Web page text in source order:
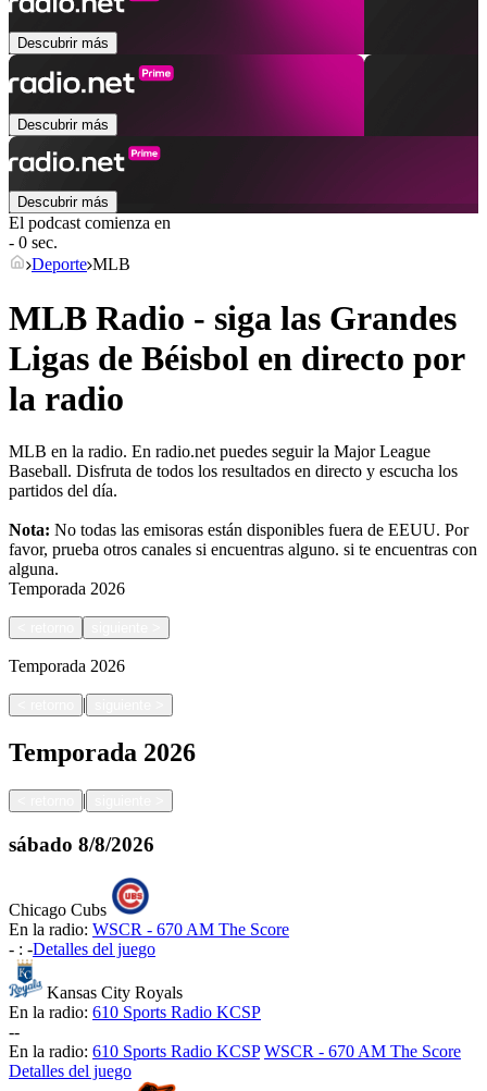
Descubrir más
Descubrir más
Descubrir más
El podcast comienza en
- 0 sec.
Deporte MLB
MLB Radio - siga las Grandes
Ligas de Béisbol en directo por
la radio
MLB en la radio. En radio.net puedes seguir la Major League
Baseball. Disfruta de todos los resultados en directo y escucha los
partidos del día.
Nota: No todas las emisoras están disponibles fuera de EEUU. Por
favor, prueba otros canales si encuentras alguno. si te encuentras con
alguna.
Temporada 2026
Temporada 2026
|
Temporada 2026
|
sábado 8/8/2026
Chicago Cubs
En la radio: WSCR - 670 AM The Score
- : -Detalles del juego
Kansas City Royals
En la radio: 610 Sports Radio KCSP
--
En la radio: 610 Sports Radio KCSP WSCR - 670 AM The Score
Detalles del juego